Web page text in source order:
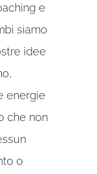
e
siamo
idee
energie
che non
o